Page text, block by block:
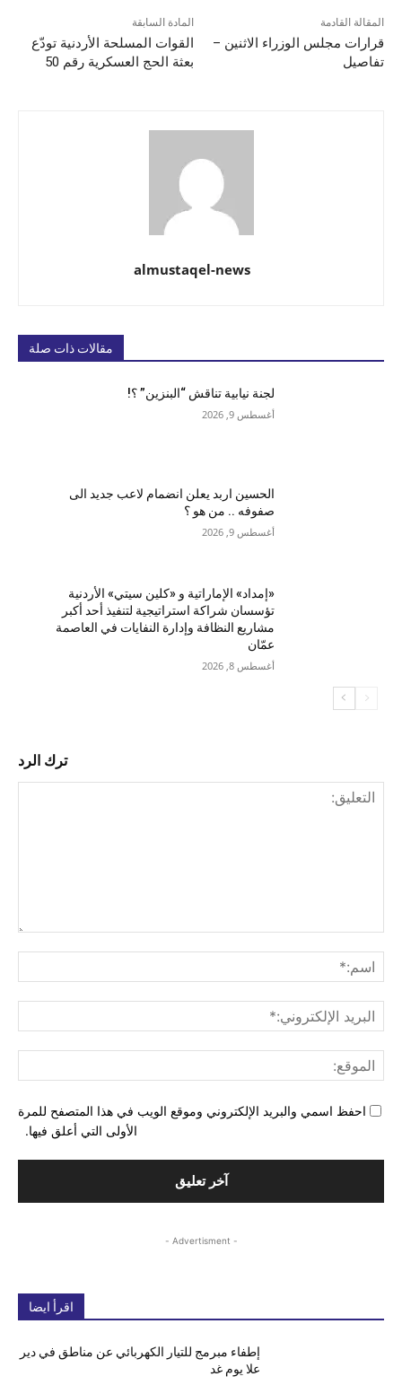
المادة السابقة
القوات المسلحة الأردنية تودّع
بعثة الحج العسكرية رقم 50
المقالة القادمة
قرارات مجلس الوزراء الاثنين –
تفاصيل
almustaqel-news
مقالات ذات صلة
لجنة نيابية تناقش “البنزين” ؟!
أغسطس 9, 2026
الحسين اربد يعلن انضمام لاعب جديد الى
صفوفه .. من هو ؟
أغسطس 9, 2026
«إمداد» الإماراتية و «كلين سيتي» الأردنية
تؤسسان شراكة استراتيجية لتنفيذ أحد أكبر
مشاريع النظافة وإدارة النفايات في العاصمة
عمّان
أغسطس 8, 2026
ترك الرد
احفظ اسمي والبريد الإلكتروني وموقع الويب في هذا المتصفح للمرة
الأولى التي أعلق فيها.
- Advertisment -
اقرأ ايضا
إطفاء مبرمج للتيار الكهربائي عن مناطق في دير
علا يوم غد